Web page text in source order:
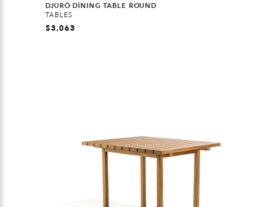
DJURÖ DINING TABLE ROUND
TABLES
$3,063